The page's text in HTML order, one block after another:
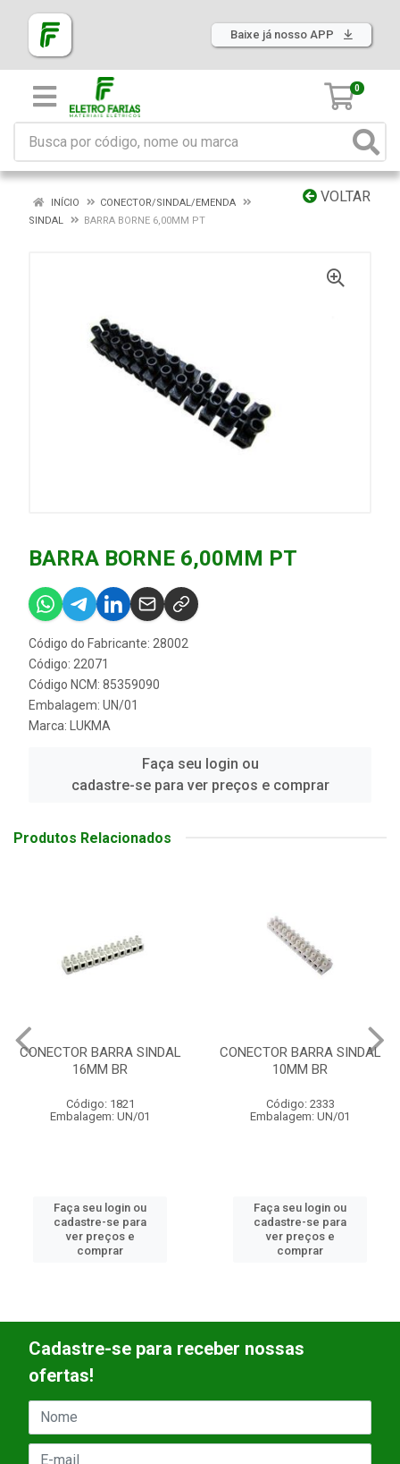
Baixe já nosso APP
0
VOLTAR
INÍCIO
CONECTOR/SINDAL/EMENDA
SINDAL
BARRA BORNE 6,00MM PT
BARRA BORNE 6,00MM PT
Código do Fabricante: 28002
Código: 22071
Código NCM: 85359090
Embalagem: UN/01
Marca: LUKMA
Faça seu login ou
cadastre-se para ver preços e comprar
Produtos Relacionados
BARRA SINDAL
Código: 1821
UN/01
seu login ou
se para
ver preços e
CONECTOR BARRA SINDAL
Código: 2333
Embalagem: UN/01
Faça seu login ou
cadastre-se para
ver preços e
Cadastre-se para receber nossas
ofertas!